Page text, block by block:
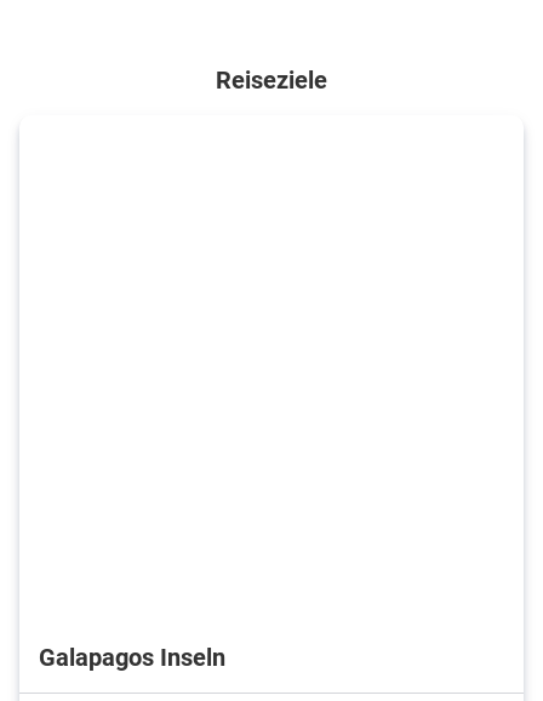
Reiseziele
Galapagos Inseln